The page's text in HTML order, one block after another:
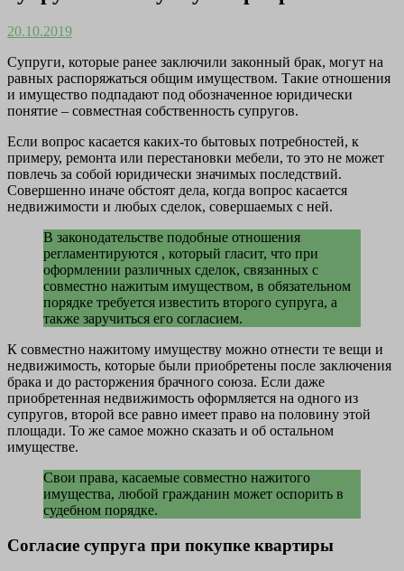
20.10.2019
Супруги, которые ранее заключили законный брак, могут на
равных распоряжаться общим имуществом. Такие отношения
и имущество подпадают под обозначенное юридически
понятие – совместная собственность супругов.
Если вопрос касается каких-то бытовых потребностей, к
примеру, ремонта или перестановки мебели, то это не может
повлечь за собой юридически значимых последствий.
Совершенно иначе обстоят дела, когда вопрос касается
недвижимости и любых сделок, совершаемых с ней.
В законодательстве подобные отношения
регламентируются , который гласит, что при
оформлении различных сделок, связанных с
совместно нажитым имуществом, в обязательном
порядке требуется известить второго супруга, а
также заручиться его согласием.
К совместно нажитому имуществу можно отнести те вещи и
недвижимость, которые были приобретены после заключения
брака и до расторжения брачного союза. Если даже
приобретенная недвижимость оформляется на одного из
супругов, второй все равно имеет право на половину этой
площади. То же самое можно сказать и об остальном
имуществе.
Свои права, касаемые совместно нажитого
имущества, любой гражданин может оспорить в
судебном порядке.
Согласие супруга при покупке квартиры